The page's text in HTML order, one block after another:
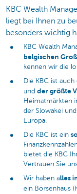
KBC Wealth
liegt bei Ihnen zu
besonders wichtig
KBC Wealth
belgischen
kennen wir die
Die KBC ist auch
und der größte
Heimatmärkten
der Slowakei
Europa.
Die KBC ist ein
bietet die KBC
Vertrauen Sie
Wir haben alles
ein Börsenhaus